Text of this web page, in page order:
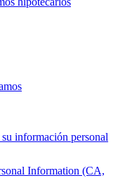
información personal
Information (CA,